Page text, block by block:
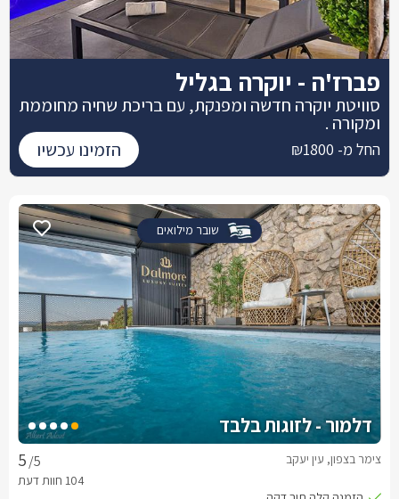
שובר מילואים
דלמור - לזוגות בלבד
/5 צימר בצפון, עין יעקב
פברז'ה - יוקרה בגליל
סוויטת יוקרה חדשה ומפנקת, עם בריכת שחיה מחוממת
ומקורה .
החל מ- ₪1800 הזמינו עכשיו